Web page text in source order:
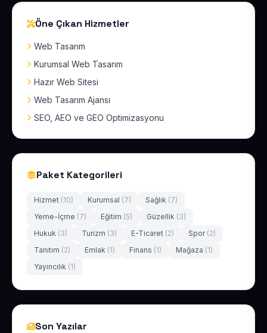
Öne Çıkan Hizmetler
Web Tasarım
Kurumsal Web Tasarım
Hazır Web Sitesi
Web Tasarım Ajansı
SEO, AEO ve GEO Optimizasyonu
Paket Kategorileri
Hizmet (10) Kurumsal (7) Sağlık (7)
Yeme-İçme (7) Eğitim (5) Güzellik (3)
Hukuk (3) Turizm (3) E-Ticaret (2) Spor (2)
Tanıtım (2) Emlak (1) Finans (1) Mağaza (1)
Yayıncılık (1)
Son Yazılar